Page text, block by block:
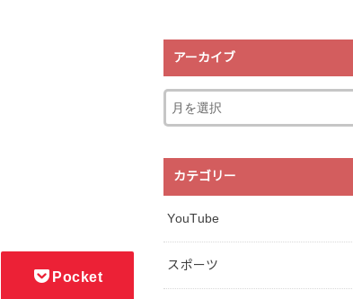
Pocket
アーカイブ
カテゴリー
YouTube
スポーツ